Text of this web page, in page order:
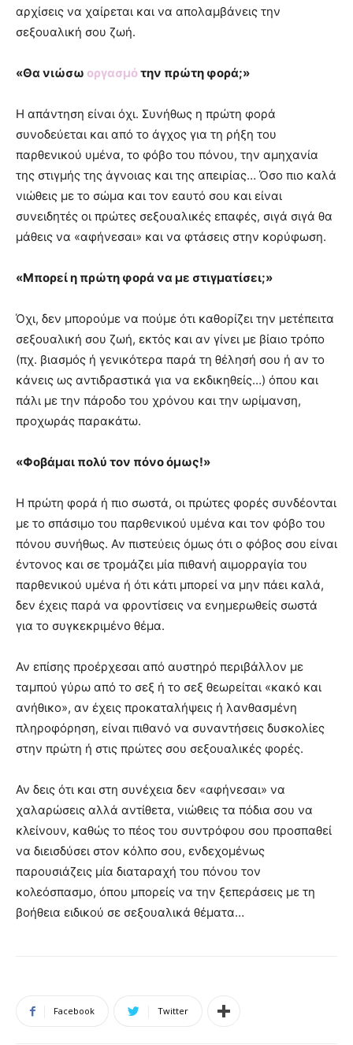
αρχίσεις να χαίρεται και να απολαμβάνεις την
σεξουαλική σου ζωή.
«Θα νιώσω οργασμότην πρώτη φορά;»
Η απάντηση είναι όχι. Συνήθως η πρώτη φορά
συνοδεύεται και από το άγχος για τη ρήξη του
παρθενικού υμένα, το φόβο του πόνου, την αμηχανία
της στιγμής της άγνοιας και της απειρίας… Όσο πιο καλά
νιώθεις με το σώμα και τον εαυτό σου και είναι
συνειδητές οι πρώτες σεξουαλικές επαφές, σιγά σιγά θα
μάθεις να «αφήνεσαι» και να φτάσεις στην κορύφωση.
«Μπορεί η πρώτη φορά να με στιγματίσει;»
Όχι, δεν μπορούμε να πούμε ότι καθορίζει την μετέπειτα
σεξουαλική σου ζωή, εκτός και αν γίνει με βίαιο τρόπο
(πχ. βιασμός ή γενικότερα παρά τη θέλησή σου ή αν το
κάνεις ως αντιδραστικά για να εκδικηθείς…) όπου και
πάλι με την πάροδο του χρόνου και την ωρίμανση,
προχωράς παρακάτω.
«Φοβάμαι πολύ τον πόνο όμως!»
Η πρώτη φορά ή πιο σωστά, οι πρώτες φορές συνδέονται
με το σπάσιμο του παρθενικού υμένα και τον φόβο του
πόνου συνήθως. Αν πιστεύεις όμως ότι ο φόβος σου είναι
έντονος και σε τρομάζει μία πιθανή αιμορραγία του
παρθενικού υμένα ή ότι κάτι μπορεί να μην πάει καλά,
δεν έχεις παρά να φροντίσεις να ενημερωθείς σωστά
για το συγκεκριμένο θέμα.
Αν επίσης προέρχεσαι από αυστηρό περιβάλλον με
ταμπού γύρω από το σεξ ή το σεξ θεωρείται «κακό και
ανήθικο», αν έχεις προκαταλήψεις ή λανθασμένη
πληροφόρηση, είναι πιθανό να συναντήσεις δυσκολίες
στην πρώτη ή στις πρώτες σου σεξουαλικές φορές.
Αν δεις ότι και στη συνέχεια δεν «αφήνεσαι» να
χαλαρώσεις αλλά αντίθετα, νιώθεις τα πόδια σου να
κλείνουν, καθώς το πέος του συντρόφου σου προσπαθεί
να διεισδύσει στον κόλπο σου, ενδεχομένως
παρουσιάζεις μία διαταραχή του πόνου τον
κολεόσπασμο, όπου μπορείς να την ξεπεράσεις με τη
βοήθεια ειδικού σε σεξουαλικά θέματα…
Facebook Twitter